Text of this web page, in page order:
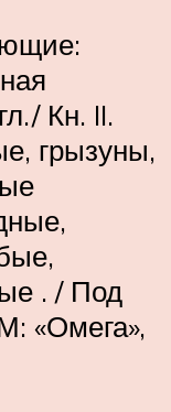
Кн. II.
грызуны,
. / Под
«Омега»,